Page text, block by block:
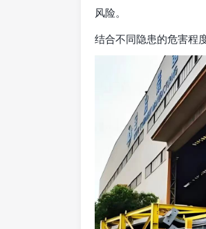
风险。
结合不同隐患的危害程